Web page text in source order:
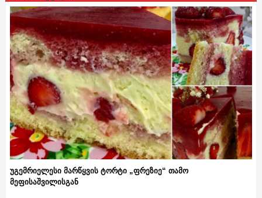
უგემრიელესი მარწყვის ტორტი „ფრეზიე“ თამო
მეფისაშვილისგან